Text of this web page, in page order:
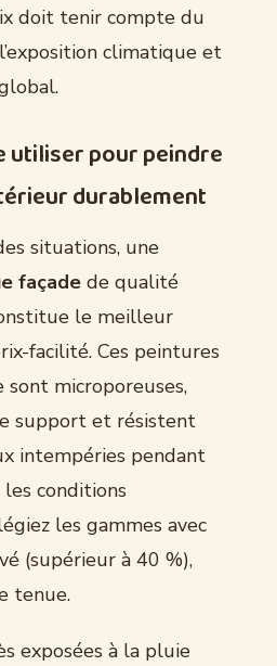
doit tenir compte du
climatique et
utiliser pour peindre
durablement
situations, une
façade de qualité
le meilleur
facilité. Ces peintures
sont microporeuses,
support et résistent
intempéries pendant
conditions
les gammes avec
(supérieur à 40 %),
tenue.
exposées à la pluie